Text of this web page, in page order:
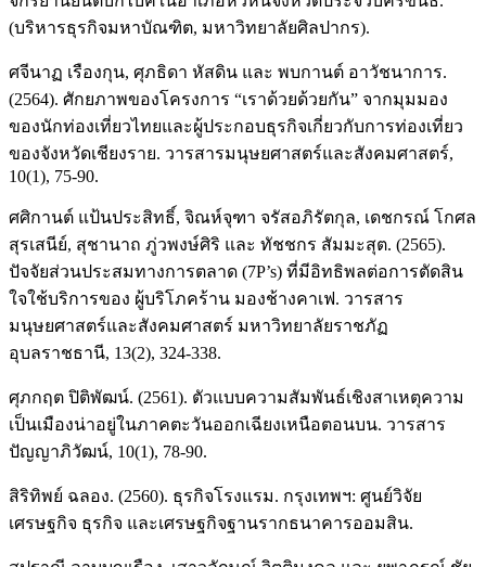
(บริหารธุรกิจมหาบัณฑิต, มหาวิทยาลัยศิลปากร).
ศจีนาฏ เรืองกุน, ศุภธิดา หัสดิน และ พบกานต์ อาวัชนาการ.
(2564). ศักยภาพของโครงการ “เราด้วยด้วยกัน” จากมุมมอง
ของนักท่องเที่ยวไทยและผู้ประกอบธุรกิจเกี่ยวกับการท่องเที่ยว
ของจังหวัดเชียงราย. วารสารมนุษยศาสตร์และสังคมศาสตร์,
10(1), 75-90.
ศศิกานต์ แป้นประสิทธิ์, จิณห์จุฑา จรัสอภิรัตกุล, เดชกรณ์ โกศล
สุรเสนีย์, สุชานาถ ภู่วพงษ์ศิริ และ ทัชชกร สัมมะสุต. (2565).
ปัจจัยส่วนประสมทางการตลาด (7P’s) ที่มีอิทธิพลต่อการตัดสิน
ใจใช้บริการของ ผู้บริโภคร้าน มองช้างคาเฟ. วารสาร
มนุษยศาสตร์และสังคมศาสตร์ มหาวิทยาลัยราชภัฏ
อุบลราชธานี, 13(2), 324-338.
ศุภกฤต ปิติพัฒน์. (2561). ตัวแบบความสัมพันธ์เชิงสาเหตุความ
เป็นเมืองน่าอยู่ในภาคตะวันออกเฉียงเหนือตอนบน. วารสาร
ปัญญาภิวัฒน์, 10(1), 78-90.
สิริทิพย์ ฉลอง. (2560). ธุรกิจโรงแรม. กรุงเทพฯ: ศูนย์วิจัย
เศรษฐกิจ ธุรกิจ และเศรษฐกิจฐานรากธนาคารออมสิน.